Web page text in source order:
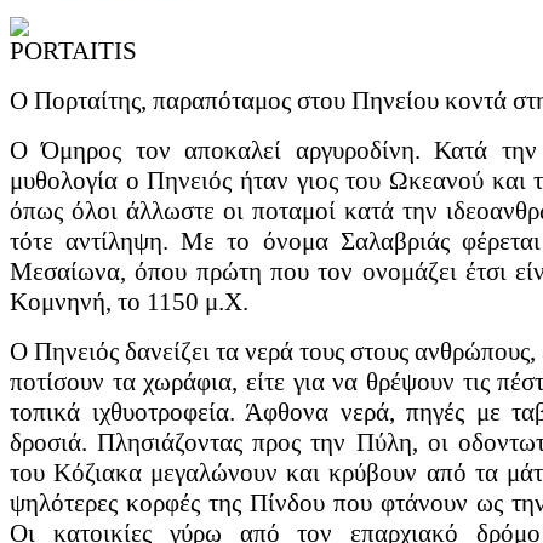
Ο Πορταίτης, παραπόταμος στου Πηνείου κοντά στην Πύλη Ο
κατά τον Μεσαίωνα, όπου πρώτη που τον ονομάζει έτσι είναι...
Διαβάστε περισσότερα...
Ο πρώτος άνθρωπος...
Πολλά – πολλά χρόνια μετά τη δημιουργία του θεσσαλικού
οστών και χρηστικών εργαλείων που εντοπίστηκαν στον Πηνειό
κάμπο έχει την ίδια διάρκεια 100,000 χρόνων, όσο διαρκεί δηλαδή
Διαβάστε περισσότερα...
Οι πρώτοι αγρότες...
Δεν είναι καθόλου περίεργη η πρώιμη μόνιμη εγκατάσταση
καλλιεργήσουν τη γη. Τι ζητούσαν οι πρώτοι γεωργοί από ένα
ασφαλές καταφύγιο που θα τους προστάτευε από εχθρικές
Ο Πορταίτης, παραπόταμος στου Πηνείου κοντά
Ο Όμηρος τον αποκαλεί αργυροδίνη. Κατά την
μυθολογία ο Πηνειός ήταν γιος του Ωκεανού και
όπως όλοι άλλωστε οι ποταμοί κατά την
τότε αντίληψη. Με το όνομα Σαλαβριάς
Μεσαίωνα, όπου πρώτη που τον ονομάζει έτσι
Κομνηνή, το 1150 μ.Χ.
Ο Πηνειός δανείζει τα νερά τους στους ανθρώπους,
ποτίσουν τα χωράφια, είτε για να θρέψουν τις
τοπικά ιχθυοτροφεία. Άφθονα νερά, πηγές με
δροσιά. Πλησιάζοντας προς την Πύλη, οι
του Κόζιακα μεγαλώνουν και κρύβουν από τα
ψηλότερες κορφές της Πίνδου που φτάνουν ως
Οι κατοικίες γύρω από τον επαρχιακό δρόμο